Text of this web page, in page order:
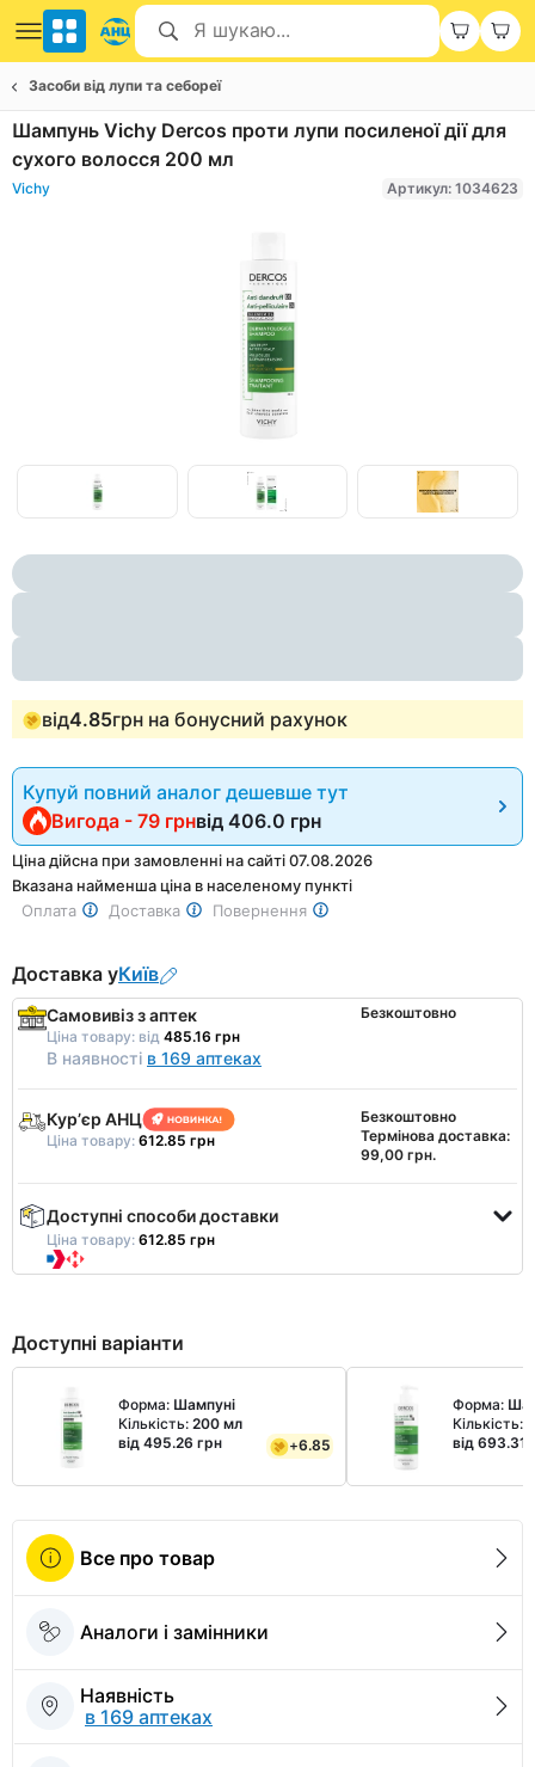
Засоби від лупи та себореї
Шампунь Vichy Dercos проти лупи посиленої дії для
сухого волосся 200 мл
Vichy Артикул: 1034623
Item
of
1
of
від4.85грн на бонусний рахунок
Купуй повний аналог дешевше тут
Вигода - 79 грнвід 406.0 грн
Ціна дійсна при замовленні на сайті 07.08.2026
Вказана найменша ціна в населеному пункті
Оплата
Доставка Повернення
Доставка уКиїв
Самовивіз з аптек
Ціна товару: від 485.16 грн
В наявності в 169 аптеках
Безкоштовно
Курʼєр АНЦ
Ціна товару: 612.85 грн
Безкоштовно
Термінова доставка:
99,00 грн.
Доступні способи доставки
Ціна товару: 612.85 грн
Доступні варіанти
Форма: Шампуні
Кількість: 200 мл
від 495.26 грн
+6.85
Форма:
Кількість:
від 693.31
Все про товар
Аналоги і замінники
Наявність
в 169 аптеках